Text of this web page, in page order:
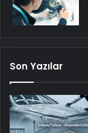
Son Yazılar